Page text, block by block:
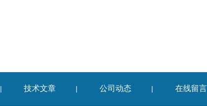
| 技术文章 | 公司动态 | 在线留言